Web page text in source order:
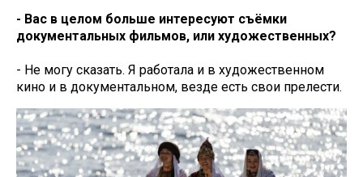
- Вас в целом больше интересуют съёмки
документальных фильмов, или художественных?
- Не могу сказать. Я работала и в художественном
кино и в документальном, везде есть свои прелести.